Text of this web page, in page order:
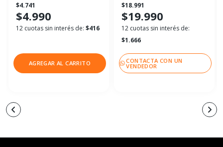
$4.741
$4.990
12 cuotas sin interés de: $416
AGREGAR AL CARRITO
$18.991
$19.990
12 cuotas sin interés de:
$1.666
CONTACTA CON UN
VENDEDOR